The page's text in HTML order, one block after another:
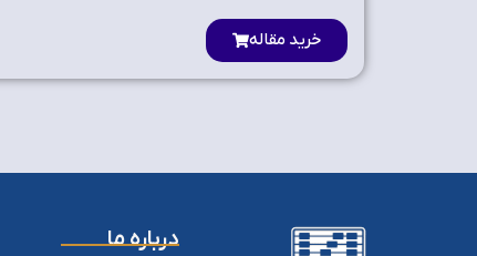
خرید مقاله
درباره ما